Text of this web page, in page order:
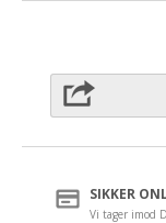
SIKKER
Vi tager imod